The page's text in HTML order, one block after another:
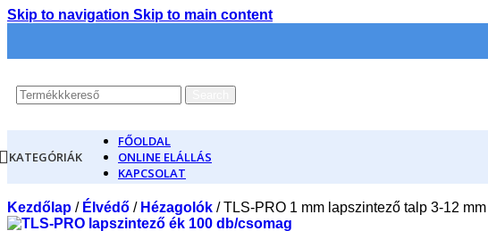
Skip to navigation Skip to main content
KATEGÓRIÁK
FŐOLDAL
ONLINE ELÁLLÁS
KAPCSOLAT
Kezdőlap / Élvédő / Hézagolók / TLS-PRO 1 mm lapszintező talp 3-12